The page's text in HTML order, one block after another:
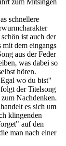
schnellere
ist auch der
mit dem eingangs
aus der Feder
was dabei so
hören.
wo du bist"
der Titelsong
Nachdenken.
es sich um
klingenden
auf den
man nach einer